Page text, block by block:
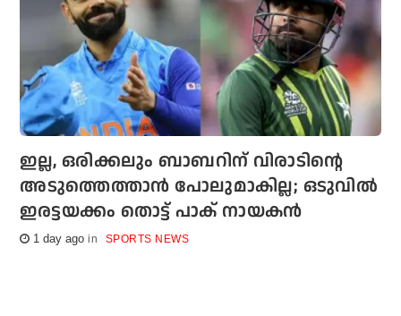
ഇല്ല, ഒരിക്കലും ബാബറിന് വിരാടിന്റെ
അടുത്തെത്താന്‍ പോലുമാകില്ല; ഒടുവില്‍
ഇരട്ടയക്കം തൊട്ട് പാക് നായകന്‍
1 day ago SPORTS NEWS